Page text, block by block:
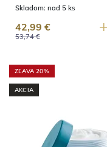
Skladom: nad 5 ks
53,74 €
42,99 €
ZĽAVA 20%
AKCIA